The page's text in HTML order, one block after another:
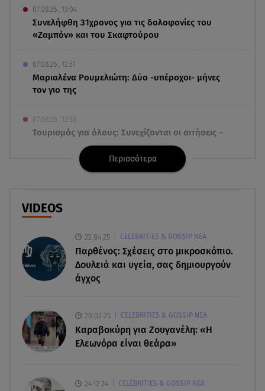
07.08.26 , 13:04
Συνελήφθη 31χρονος για τις δολοφονίες του
«Ζαμπόν» και του Σκαφτούρου
07.08.26 , 12:51
Μαριαλένα Ρουμελιώτη: Δύο -υπέροχοι- μήνες
τον γιο της
07.08.26 , 12:35
Τουρισμός για όλους: Συνεχίζονται οι αιτήσεις –
Ποιοι κάνουν σήμερα
Marfin: Προθεσμία για να απολογηθεί πήρε η
4 (πολύ σημαντικά) πράγματα που
αποκαλύπτουν οι διακοπές για τη σχέση σου
μνημόσυνο
07.08.26 , 11:18
Leapmotor T03: Τώρα με 16.190 ευρώ
07.08.26 , 11:17
Περισσότερα
VIDEOS
22.04.25 CELEBRITIES & GOSSIP ΝΕΑ
Παρθένος: Σχέσεις στο μικροσκόπιο.
Δουλειά και υγεία, σας δημιουργούν
άγχος
20.02.25 CELEBRITIES & GOSSIP ΝΕΑ
Καραβοκύρη για Ζουγανέλη: «Η
Ελεωνόρα είναι θεάρα»
24.12.24 CELEBRITIES & GOSSIP ΝΕΑ